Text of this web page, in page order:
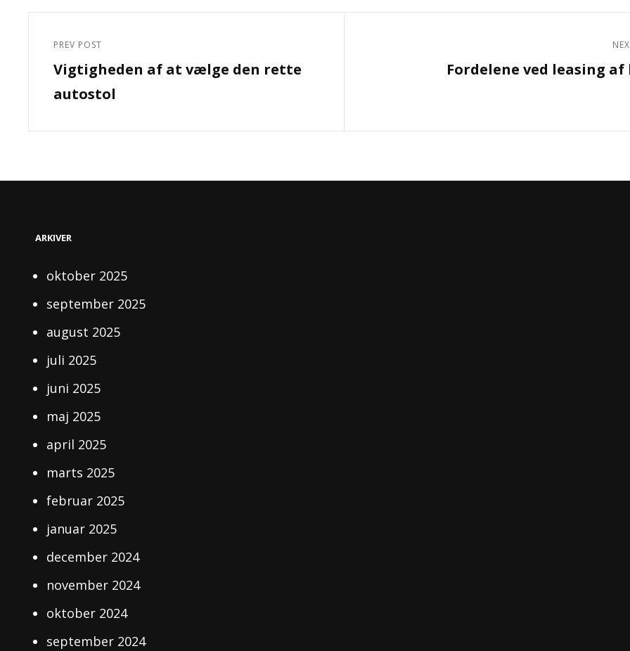
Previous
Post
PREV POST
Vigtigheden af at vælge den rette
autostol
Fordelene ved leasing
ARKIVER
oktober 2025
september 2025
august 2025
juli 2025
juni 2025
maj 2025
april 2025
marts 2025
februar 2025
januar 2025
december 2024
november 2024
oktober 2024
september 2024